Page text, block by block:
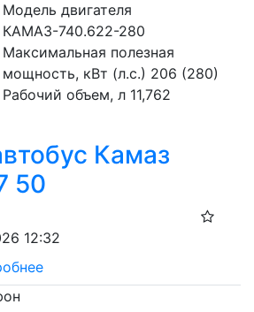
Модель двигателя
КАМАЗ-740.622-280
Максимальная полезная
мощность, кВт (л.с.) 206 (280)
Рабочий объем, л 11,762
Камаз
50
12:32